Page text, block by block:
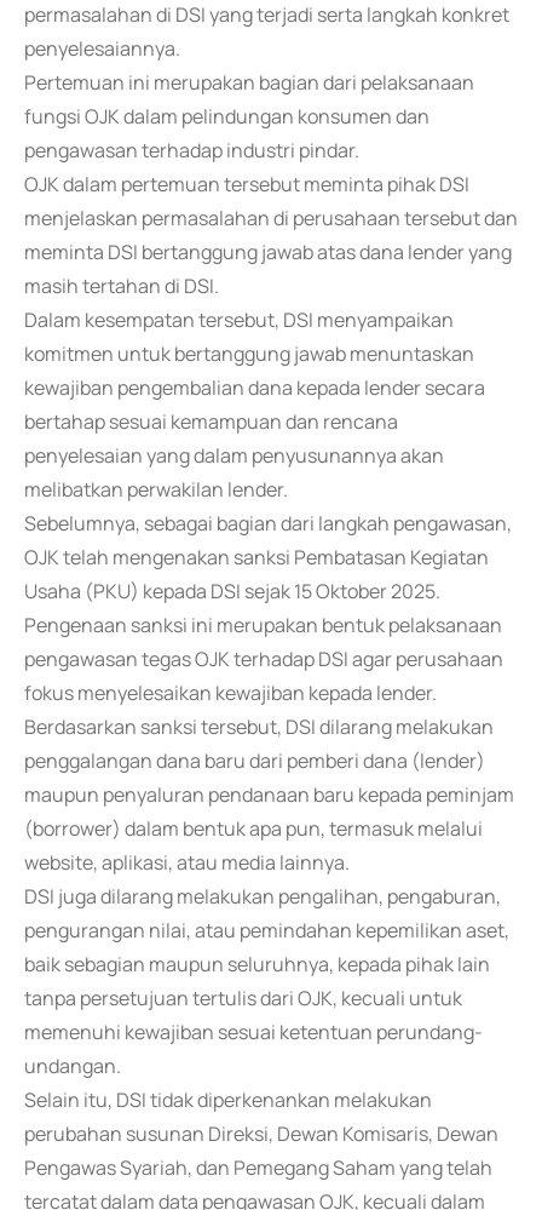
permasalahan di DSI yang terjadi serta langkah konkret
penyelesaiannya.
Pertemuan ini merupakan bagian dari pelaksanaan
fungsi OJK dalam pelindungan konsumen dan
pengawasan terhadap industri pindar.
OJK dalam pertemuan tersebut meminta pihak DSI
menjelaskan permasalahan di perusahaan tersebut dan
meminta DSI bertanggung jawab atas dana lender yang
masih tertahan di DSI.
Dalam kesempatan tersebut, DSI menyampaikan
komitmen untuk bertanggung jawab menuntaskan
kewajiban pengembalian dana kepada lender secara
bertahap sesuai kemampuan dan rencana
penyelesaian yang dalam penyusunannya akan
melibatkan perwakilan lender.
Sebelumnya, sebagai bagian dari langkah pengawasan,
OJK telah mengenakan sanksi Pembatasan Kegiatan
Usaha (PKU) kepada DSI sejak 15 Oktober 2025.
Pengenaan sanksi ini merupakan bentuk pelaksanaan
pengawasan tegas OJK terhadap DSI agar perusahaan
fokus menyelesaikan kewajiban kepada lender.
Berdasarkan sanksi tersebut, DSI dilarang melakukan
penggalangan dana baru dari pemberi dana (lender)
maupun penyaluran pendanaan baru kepada peminjam
(borrower) dalam bentuk apa pun, termasuk melalui
website, aplikasi, atau media lainnya.
DSI juga dilarang melakukan pengalihan, pengaburan,
pengurangan nilai, atau pemindahan kepemilikan aset,
baik sebagian maupun seluruhnya, kepada pihak lain
tanpa persetujuan tertulis dari OJK, kecuali untuk
memenuhi kewajiban sesuai ketentuan perundang-
undangan.
Selain itu, DSI tidak diperkenankan melakukan
perubahan susunan Direksi, Dewan Komisaris, Dewan
Pengawas Syariah, dan Pemegang Saham yang telah
tercatat dalam data pengawasan OJK, kecuali dalam